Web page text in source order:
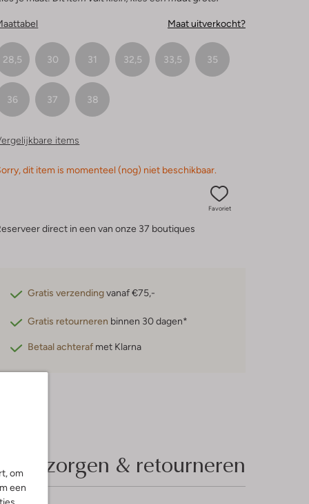
om
een
Maat uitverkocht?
28,5 30 31 32,5 33,5 35
36 37 38
items
dit item is momenteel (nog) niet beschikbaar.
Favoriet
direct in een van onze 37 boutiques
Gratis verzendingvanaf €75,-
Gratis retourneren binnen 30 dagen*
Betaal achteraf met Klarna
Bezorgen & retourneren